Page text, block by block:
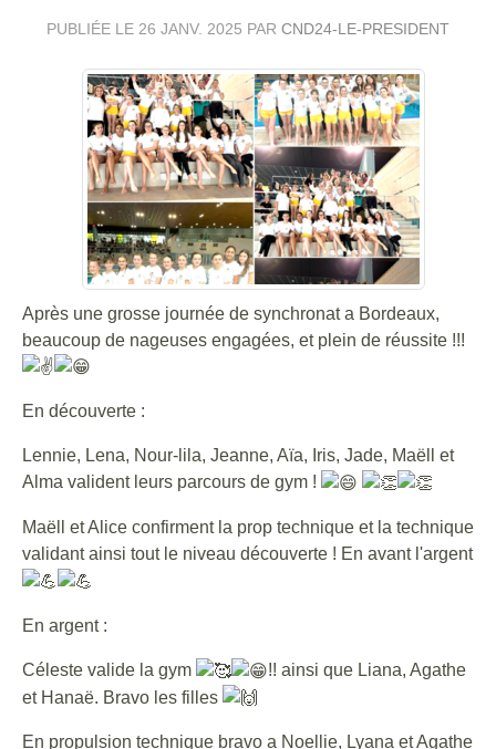
PUBLIÉE LE 26 JANV. 2025 PAR CND24-LE-PRESIDENT
Après une grosse journée de synchronat a Bordeaux,
beaucoup de nageuses engagées, et plein de réussite !!!
En découverte :
Lennie, Lena, Nour-lila, Jeanne, Aïa, Iris, Jade, Maëll et
Alma valident leurs parcours de gym !
Maëll et Alice confirment la prop technique et la technique
validant ainsi tout le niveau découverte ! En avant l'argent
En argent :
Céleste valide la gym
!! ainsi que Liana, Agathe
et Hanaë. Bravo les filles
En propulsion technique bravo a Noellie, Lyana et Agathe